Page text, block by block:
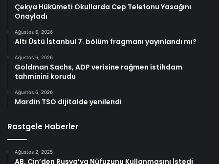
Çekya Hükümeti Okullarda Cep Telefonu Yasağını
Onayladı
Ağustos 6, 2026
Altı Üstü İstanbul 7. bölüm fragmanı yayınlandı mı?
Ağustos 6, 2026
Goldman Sachs, ADP verisine rağmen istihdam
tahminini korudu
Ağustos 6, 2026
Mardin TSO dijitalde yenilendi
Rastgele Haberler
Ağustos 2, 2025
AB, Çin’den Rusya’ya Nüfuzunu Kullanmasını İstedi